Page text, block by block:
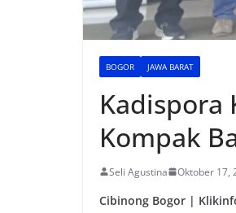
BOGOR JAWA BARAT
Kadispora
Kompak
Seli Agustina Oktober 17,
Cibinong Bogor |